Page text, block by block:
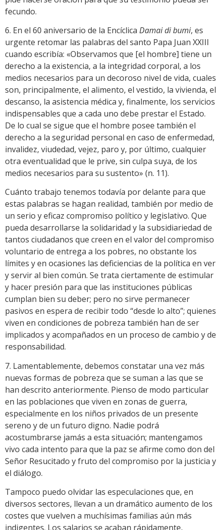
fecundo.
6. En el 60 aniversario de la Encíclica Damai di bumi, es
urgente retomar las palabras del santo Papa Juan XXIII
cuando escribía: «Observamos que [el hombre] tiene un
derecho a la existencia, a la integridad corporal, a los
medios necesarios para un decoroso nivel de vida, cuales
son, principalmente, el alimento, el vestido, la vivienda, el
descanso, la asistencia médica y, finalmente, los servicios
indispensables que a cada uno debe prestar el Estado.
De lo cual se sigue que el hombre posee también el
derecho a la seguridad personal en caso de enfermedad,
invalidez, viudedad, vejez, paro y, por último, cualquier
otra eventualidad que le prive, sin culpa suya, de los
medios necesarios para su sustento» (n. 11).
Cuánto trabajo tenemos todavía por delante para que
estas palabras se hagan realidad, también por medio de
un serio y eficaz compromiso político y legislativo. Que
pueda desarrollarse la solidaridad y la subsidiariedad de
tantos ciudadanos que creen en el valor del compromiso
voluntario de entrega a los pobres, no obstante los
límites y en ocasiones las deficiencias de la política en ver
y servir al bien común. Se trata ciertamente de estimular
y hacer presión para que las instituciones públicas
cumplan bien su deber; pero no sirve permanecer
pasivos en espera de recibir todo “desde lo alto”; quienes
viven en condiciones de pobreza también han de ser
implicados y acompañados en un proceso de cambio y de
responsabilidad.
7. Lamentablemente, debemos constatar una vez más
nuevas formas de pobreza que se suman a las que se
han descrito anteriormente. Pienso de modo particular
en las poblaciones que viven en zonas de guerra,
especialmente en los niños privados de un presente
sereno y de un futuro digno. Nadie podrá
acostumbrarse jamás a esta situación; mantengamos
vivo cada intento para que la paz se afirme como don del
Señor Resucitado y fruto del compromiso por la justicia y
el diálogo.
Tampoco puedo olvidar las especulaciones que, en
diversos sectores, llevan a un dramático aumento de los
costes que vuelven a muchísimas familias aún más
indigentes. Los salarios se acaban rápidamente,